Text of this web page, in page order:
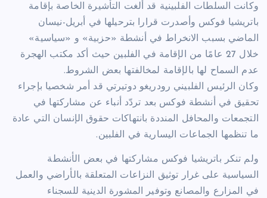
وكانت السلطات الفلبينية قد ألغت التأشيرة الخاصة بإقامة
باتريشيا فوكس وأصدرت قرارا بترحيلها في أبريل-نيسان
الماضي بسبب الانخراط في أنشطة «حزبية» و «سياسية»
خلال 27 عامًا من الإقامة في الفلبين حيث أكد مكتب الهجرة
عدم السماح لها بالإقامة لمخالفتها بعض الشروط.
وكان الرئيس الفلبيني رودريغو دوتيرتي قد أمر شخصيا بإجراء
تحقيق في أنشطة فوكس بعد تردّد أنباء عن مشاركتها في
التجمعات والمحافل المنددة بانتهاكات حقوق الإنسان التي عادة
ما تنظمها الجماعات اليسارية في الفلبين.
ولم تنكر باتريشيا فوكس مشاركتها في بعض الأنشطة
السياسية على غرار توثيق النزاعات المتعلقة بالأراضي والعمل
في المزارع والمصانع وتوفير المشورة الدينية للسجناء